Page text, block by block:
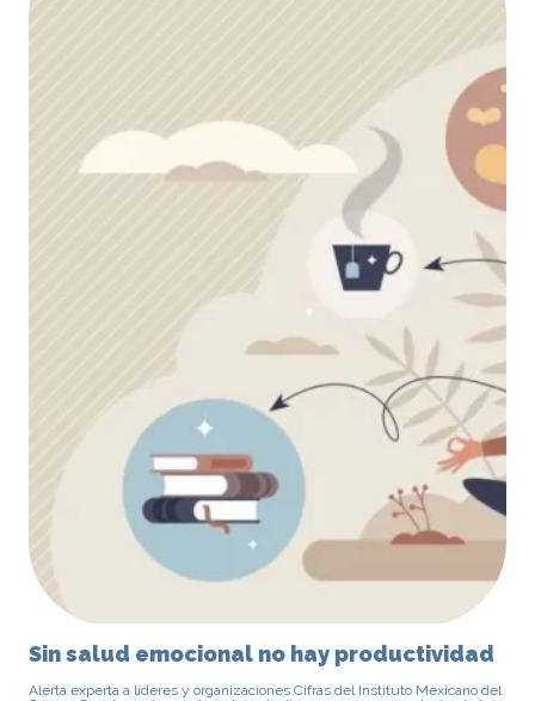
Sin salud emocional no hay productividad
Alerta experta a líderes y organizaciones Cifras del Instituto Mexicano del